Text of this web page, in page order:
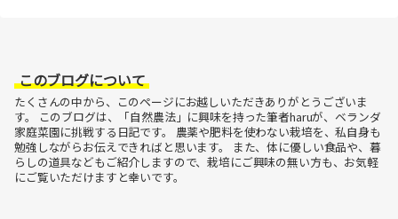
このブログについて
たくさんの中から、このページにお越しいただきありがとうございま
す。
このブログは、「自然農法」に興味を持った筆者haruが、ベランダ
家庭菜園に挑戦する日記です。
農薬や肥料を使わない栽培を、私自身も
勉強しながらお伝えできればと思います。
また、体に優しい食品や、暮
らしの道具などもご紹介しますので、栽培にご興味の無い方も、お気軽
にご覧いただけますと幸いです。